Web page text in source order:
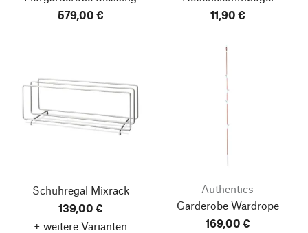
579,00 €
11,90 €
Schuhregal Mixrack
139,00 €
+ weitere Varianten
Authentics
Garderobe Wardrope
169,00 €